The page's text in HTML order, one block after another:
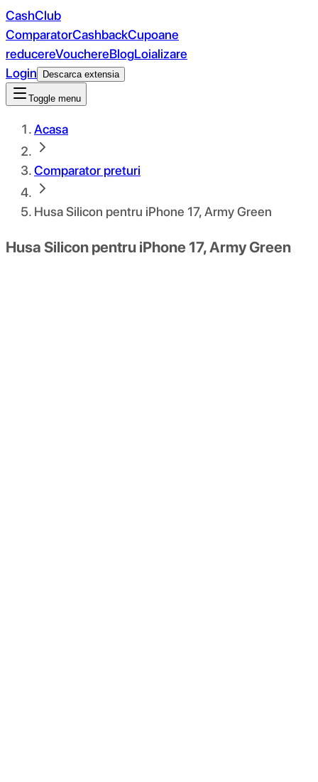
CashClub
ComparatorCashbackCupoane
reducereVouchereBlogLoializare
Login
Descarca extensia
Toggle menu
Acasa
Comparator preturi
Husa Silicon pentru iPhone 17, Army Green
Husa Silicon pentru iPhone 17, Army Green